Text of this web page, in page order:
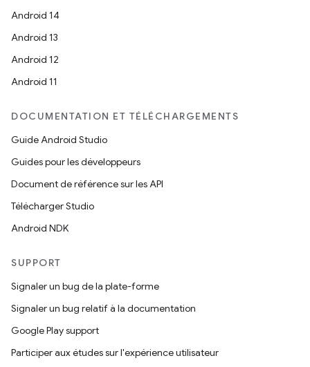
Android 14
Android 13
Android 12
Android 11
DOCUMENTATION ET TÉLÉCHARGEMENTS
Guide Android Studio
Guides pour les développeurs
Document de référence sur les API
Télécharger Studio
Android NDK
SUPPORT
Signaler un bug de la plate-forme
Signaler un bug relatif à la documentation
Google Play support
Participer aux études sur l'expérience utilisateur